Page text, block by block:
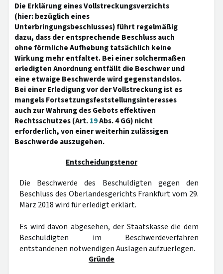
Die Erklärung eines Vollstreckungsverzichts
(hier: bezüglich eines
Unterbringungsbeschlusses) führt regelmäßig
dazu, dass der entsprechende Beschluss auch
ohne förmliche Aufhebung tatsächlich keine
Wirkung mehr entfaltet. Bei einer solchermaßen
erledigten Anordnung entfällt die Beschwer und
eine etwaige Beschwerde wird gegenstandslos.
Bei einer Erledigung vor der Vollstreckung ist es
mangels Fortsetzungsfeststellungsinteresses
auch zur Wahrung des Gebots effektiven
Rechtsschutzes (Art.19Abs. 4 GG) nicht
erforderlich, von einer weiterhin zulässigen
Beschwerde auszugehen.
Entscheidungstenor
Die Beschwerde des Beschuldigten gegen den
Beschluss des Oberlandesgerichts Frankfurt vom 29.
März 2018 wird für erledigt erklärt.
Es wird davon abgesehen, der Staatskasse die dem
Beschuldigten im Beschwerdeverfahren
entstandenen notwendigen Auslagen aufzuerlegen.
Gründe